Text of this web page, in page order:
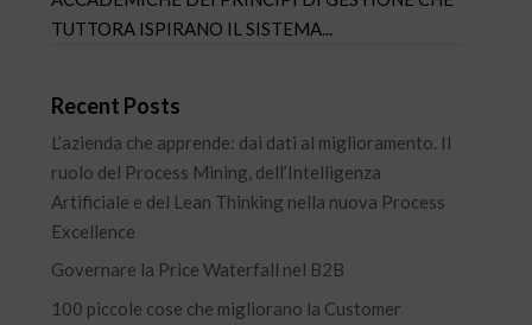
TUTTORA ISPIRANO IL SISTEMA...
Recent Posts
L’azienda che apprende: dai dati al miglioramento. Il
ruolo del Process Mining, dell’Intelligenza
Artificiale e del Lean Thinking nella nuova Process
Excellence
Governare la Price Waterfall nel B2B
100 piccole cose che migliorano la Customer